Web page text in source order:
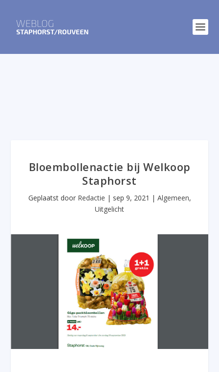
Bloembollenactie bij Welkoop
Staphorst
Geplaatst door Redactie | sep 9, 2021 | Algemeen,
Uitgelicht